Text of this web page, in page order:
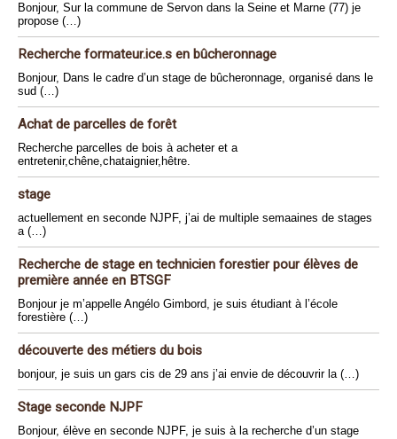
Bonjour, Sur la commune de Servon dans la Seine et Marne (77) je
propose (…)
Recherche formateur.ice.s en bûcheronnage
Bonjour, Dans le cadre d’un stage de bûcheronnage, organisé dans le
sud (…)
Achat de parcelles de forêt
Recherche parcelles de bois à acheter et a
entretenir,chêne,chataignier,hêtre.
stage
actuellement en seconde NJPF, j’ai de multiple semaaines de stages
a (…)
Recherche de stage en technicien forestier pour élèves de
première année en BTSGF
Bonjour je m’appelle Angélo Gimbord, je suis étudiant à l’école
forestière (…)
découverte des métiers du bois
bonjour, je suis un gars cis de 29 ans j’ai envie de découvrir la (…)
Stage seconde NJPF
Bonjour, élève en seconde NJPF, je suis à la recherche d’un stage